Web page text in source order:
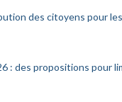
des citoyens pour
: des propositions pour